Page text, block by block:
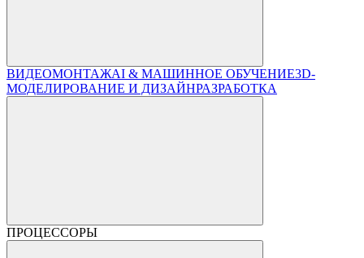
ВИДЕОМОНТАЖAI & МАШИННОЕ ОБУЧЕНИЕ3D-
МОДЕЛИРОВАНИЕ И ДИЗАЙНРАЗРАБОТКА
ПРОЦЕССОРЫ